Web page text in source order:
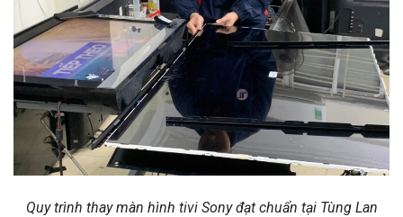
Quy trình thay màn hình tivi Sony đạt chuẩn tại Tùng Lan